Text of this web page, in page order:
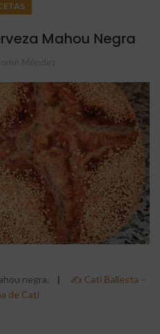
Mahou Negra
negra. |
✍ Cati Ballesta –
de Cati